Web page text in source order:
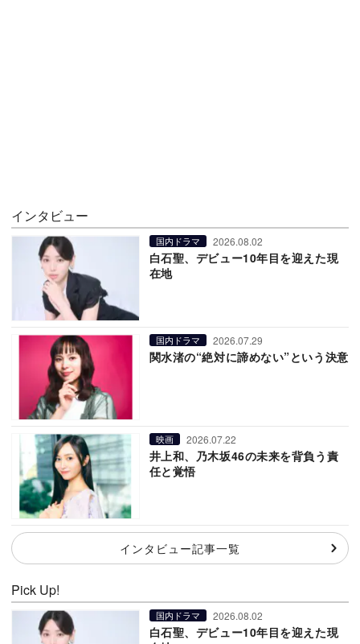
インタビュー
国内ドラマ 2026.08.02
白石聖、デビュー10年目を迎えた現
在地
国内ドラマ 2026.07.29
関水渚の“絶対に諦めない”という決意
映画 2026.07.22
井上和、乃木坂46の未来を背負う責
任と覚悟
インタビュー記事一覧
Pick Up!
国内ドラマ 2026.08.02
白石聖、デビュー10年目を迎えた現